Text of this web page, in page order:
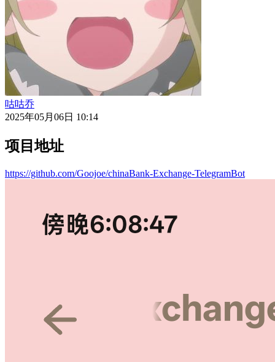
咕咕乔
2025年05月06日 10:14
项目地址
https://github.com/Goojoe/chinaBank-Exchange-TelegramBot